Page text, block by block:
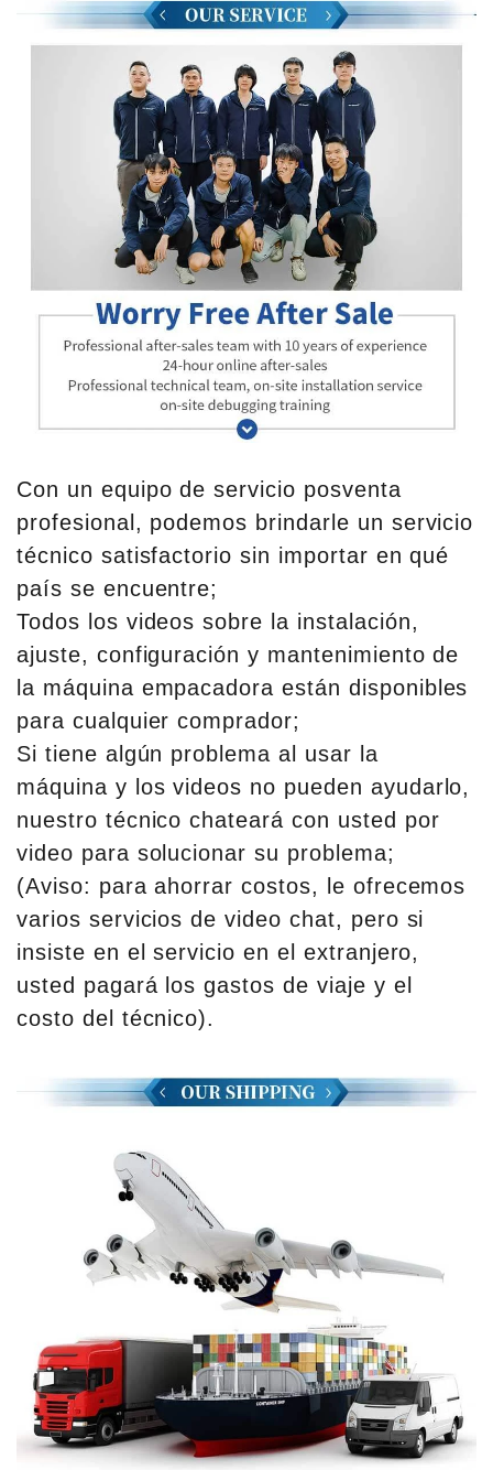
Con un equipo de servicio posventa
profesional, podemos brindarle un servicio
técnico satisfactorio sin importar en qué
país se encuentre;
Todos los videos sobre la instalación,
ajuste, configuración y mantenimiento de
la máquina empacadora están disponibles
para cualquier comprador;
Si tiene algún problema al usar la
máquina y los videos no pueden ayudarlo,
nuestro técnico chateará con usted por
video para solucionar su problema;
(Aviso: para ahorrar costos, le ofrecemos
varios servicios de video chat, pero si
insiste en el servicio en el extranjero,
usted pagará los gastos de viaje y el
costo del técnico).